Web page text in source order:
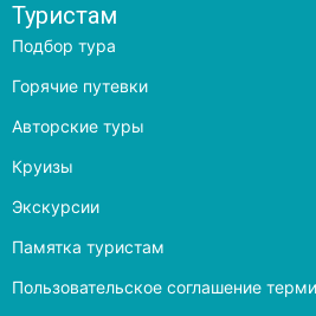
Туристам
Подбор тура
Горячие путевки
Авторские туры
Круизы
Экскурсии
Памятка туристам
Пользовательское соглашение